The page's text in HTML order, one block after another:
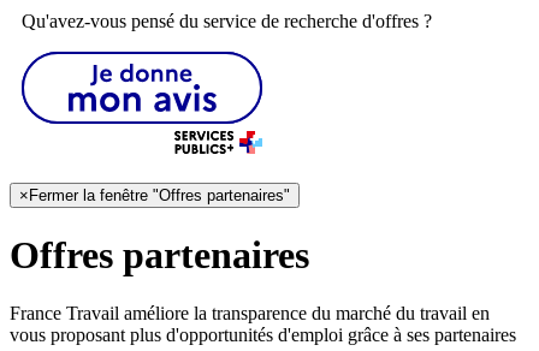
Qu'avez-vous pensé du service de recherche d'offres ?
×Fermer la fenêtre "Offres partenaires"
Offres partenaires
France Travail améliore la transparence du marché du travail en
vous proposant plus d'opportunités d'emploi grâce à ses partenaires